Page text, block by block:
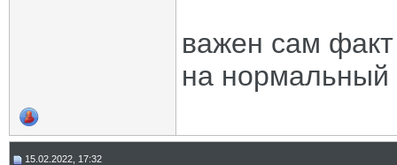
важен сам факт
на нормальный
15.02.2022, 17:32